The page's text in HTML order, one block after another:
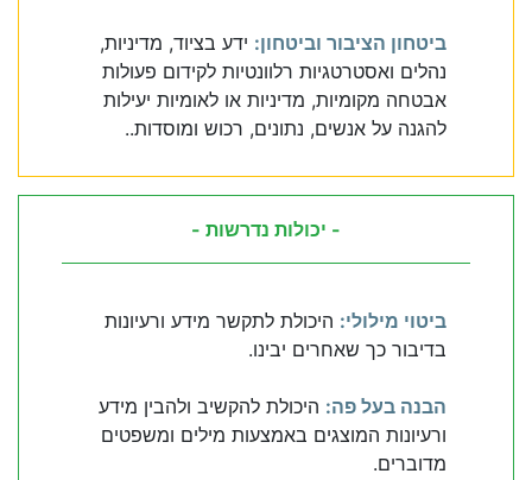
ביטחון הציבור וביטחון: ידע בציוד, מדיניות,
נהלים ואסטרטגיות רלוונטיות לקידום פעולות
אבטחה מקומיות, מדיניות או לאומיות יעילות
להגנה על אנשים, נתונים, רכוש ומוסדות..
- יכולות נדרשות -
ביטוי מילולי: היכולת לתקשר מידע ורעיונות
בדיבור כך שאחרים יבינו.
הבנה בעל פה: היכולת להקשיב ולהבין מידע
ורעיונות המוצגים באמצעות מילים ומשפטים
מדוברים.